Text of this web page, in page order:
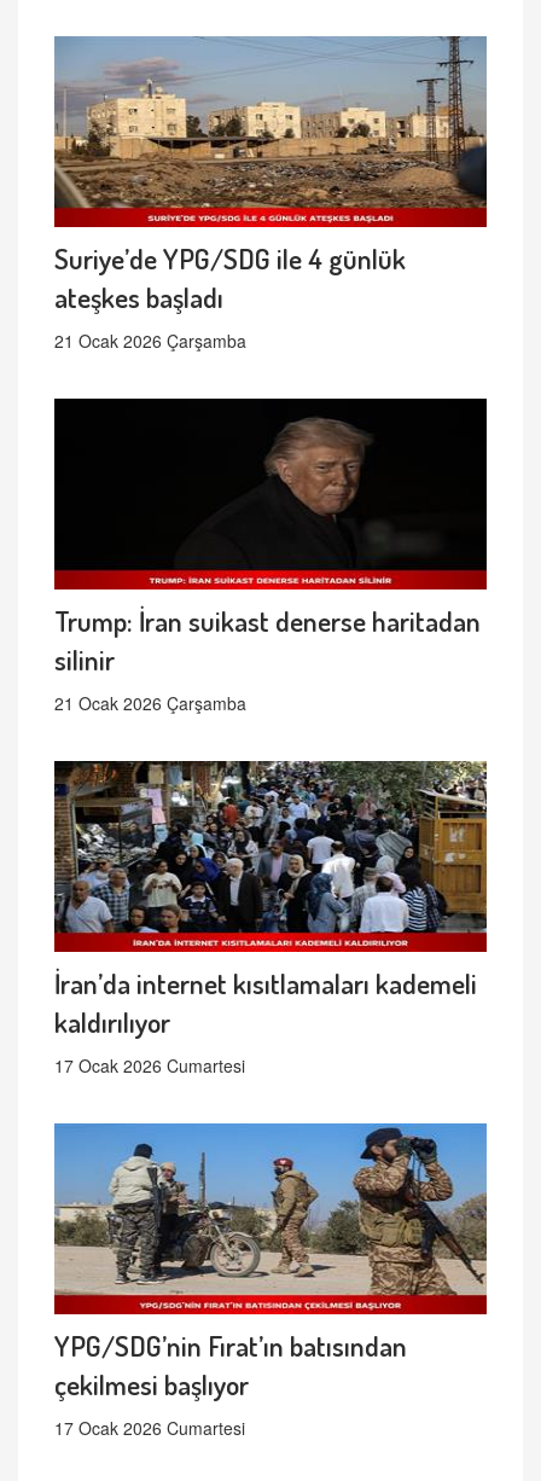
Suriye’de YPG/SDG ile 4 günlük
ateşkes başladı
21 Ocak 2026 Çarşamba
Trump: İran suikast denerse haritadan
silinir
21 Ocak 2026 Çarşamba
İran’da internet kısıtlamaları kademeli
kaldırılıyor
17 Ocak 2026 Cumartesi
YPG/SDG’nin Fırat’ın batısından
çekilmesi başlıyor
17 Ocak 2026 Cumartesi